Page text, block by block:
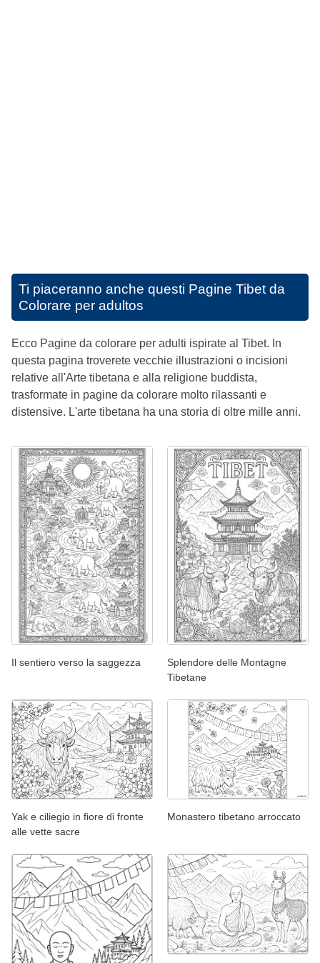
Ti piaceranno anche questi Pagine Tibet da
Colorare per adultos
Ecco Pagine da colorare per adulti ispirate al Tibet. In
questa pagina troverete vecchie illustrazioni o incisioni
relative all'Arte tibetana e alla religione buddista,
trasformate in pagine da colorare molto rilassanti e
distensive. L'arte tibetana ha una storia di oltre mille anni.
Il sentiero verso la saggezza
Splendore delle Montagne
Tibetane
Yak e ciliegio in fiore di fronte
alle vette sacre
Monastero tibetano arroccato